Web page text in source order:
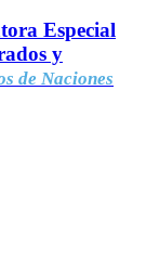
Especial
y
de Naciones